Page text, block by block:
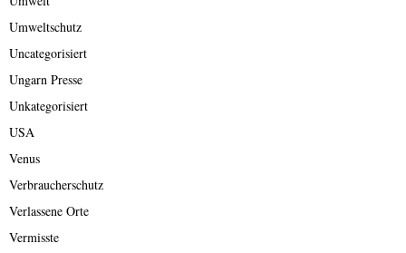
Umweltschutz
Uncategorisiert
Ungarn Presse
Unkategorisiert
USA
Venus
Verbraucherschutz
Verlassene Orte
Vermisste